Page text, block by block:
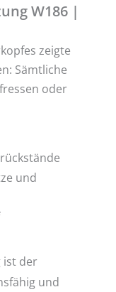
W186 |
zeigte
Sämtliche
oder
und
ist der
und